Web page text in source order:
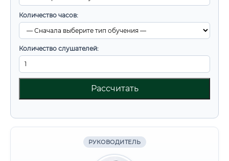
Количество часов:
Количество слушателей:
Рассчитать
РУКОВОДИТЕЛЬ